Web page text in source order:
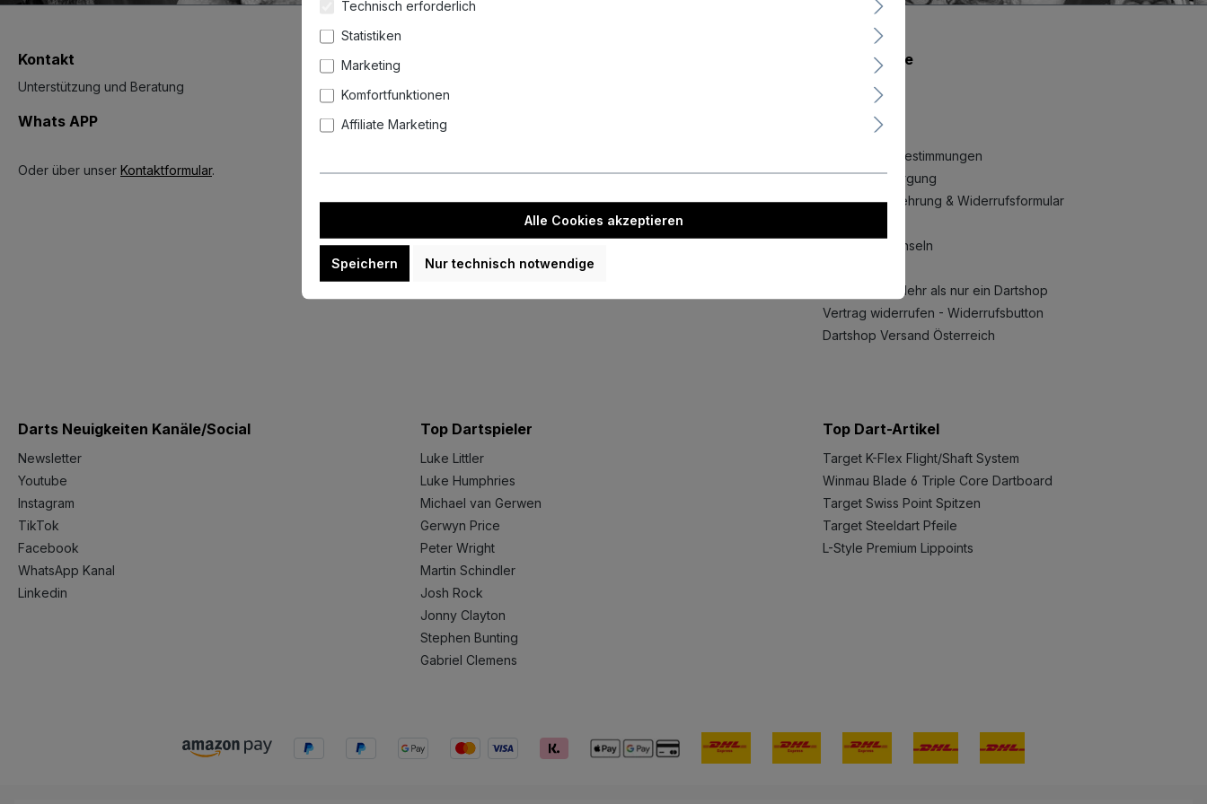
Kontakt
Unterstützung und Beratung
Whats APP
Oder über unser Kontaktformular.
Autodarts Vantage - automatisches Scoring für Steeldarts
Mobil Darts spielen – Die besten Lösungen für Garten, Urlaub
Blick hinter die Kulissen von Evolution Darts
Shopservice
Impressum
Datenschutzbestimmungen
Batterieentsorgung
Widerrufsbelehrung & Widerrufsformular
Sprache wechseln
Dartfieber – Mehr als nur ein Dartshop
Vertrag widerrufen - Widerrufsbutton
Dartshop Versand Österreich
Darts Neuigkeiten Kanäle/Social
Newsletter
Youtube
Instagram
TikTok
Facebook
WhatsApp Kanal
Linkedin
Top Dartspieler
Luke Littler
Luke Humphries
Michael van Gerwen
Gerwyn Price
Peter Wright
Martin Schindler
Josh Rock
Jonny Clayton
Stephen Bunting
Gabriel Clemens
Top Dart-Artikel
Target K-Flex Flight/Shaft System
Winmau Blade 6 Triple Core Dartboard
Target Swiss Point Spitzen
Target Steeldart Pfeile
L-Style Premium Lippoints
Technisch erforderlich
Statistiken
Marketing
Komfortfunktionen
Affiliate Marketing
Alle Cookies akzeptieren
Speichern Nur technisch notwendige